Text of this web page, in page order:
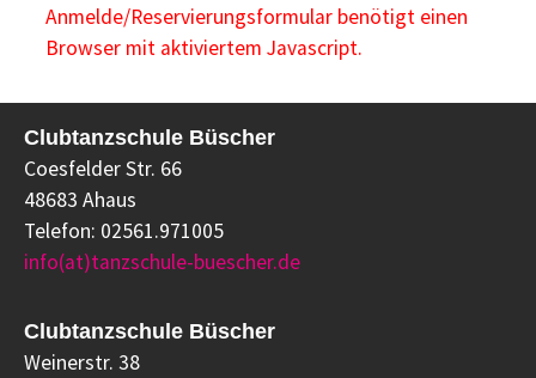
Anmelde/Reservierungsformular benötigt einen
Browser mit aktiviertem Javascript.
Clubtanzschule Büscher
Coesfelder Str. 66
48683 Ahaus
Telefon: 02561.971005
info(at)tanzschule-buescher.de
Clubtanzschule Büscher
Weinerstr. 38